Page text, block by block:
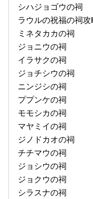
シハジョゴウの祠
ラウルの祝福の祠攻
ミネタカカの祠
ジョニウの祠
イラサクの祠
ジョチシウの祠
ニンジシの祠
ププンケの祠
モモシカの祠
マヤミイの祠
ジノドカオの祠
チチマウの祠
ジョシウの祠
ジョクウの祠
シラスナの祠